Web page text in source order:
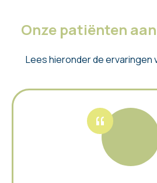
Onze patiënten
Lees hieronder de ervaringen